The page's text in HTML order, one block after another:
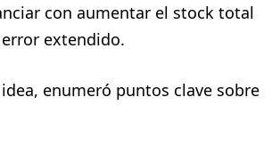
con aumentar el stock total
extendido.
enumeró puntos clave sobre